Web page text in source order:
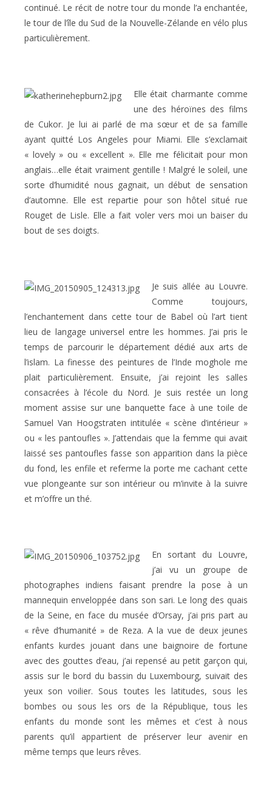
continué. Le récit de notre tour du monde l’a enchantée,
le tour de l’île du Sud de la Nouvelle-Zélande en vélo plus
particulièrement.
Elle était charmante comme
une des héroïnes des films
de Cukor. Je lui ai parlé de ma sœur et de sa famille
ayant quitté Los Angeles pour Miami. Elle s’exclamait
« lovely » ou « excellent ». Elle me félicitait pour mon
anglais…elle était vraiment gentille ! Malgré le soleil, une
sorte d’humidité nous gagnait, un début de sensation
d’automne. Elle est repartie pour son hôtel situé rue
Rouget de Lisle. Elle a fait voler vers moi un baiser du
bout de ses doigts.
Je suis allée au Louvre.
Comme toujours,
l’enchantement dans cette tour de Babel où l’art tient
lieu de langage universel entre les hommes. J’ai pris le
temps de parcourir le département dédié aux arts de
l’islam. La finesse des peintures de l’Inde moghole me
plait particulièrement. Ensuite, j’ai rejoint les salles
consacrées à l’école du Nord. Je suis restée un long
moment assise sur une banquette face à une toile de
Samuel Van Hoogstraten intitulée « scène d’intérieur »
ou « les pantoufles ». J’attendais que la femme qui avait
laissé ses pantoufles fasse son apparition dans la pièce
du fond, les enfile et referme la porte me cachant cette
vue plongeante sur son intérieur ou m’invite à la suivre
et m’offre un thé.
En sortant du Louvre,
j’ai vu un groupe de
photographes indiens faisant prendre la pose à un
mannequin enveloppée dans son sari. Le long des quais
de la Seine, en face du musée d’Orsay, j’ai pris part au
« rêve d’humanité » de Reza. A la vue de deux jeunes
enfants kurdes jouant dans une baignoire de fortune
avec des gouttes d’eau, j’ai repensé au petit garçon qui,
assis sur le bord du bassin du Luxembourg, suivait des
yeux son voilier. Sous toutes les latitudes, sous les
bombes ou sous les ors de la République, tous les
enfants du monde sont les mêmes et c’est à nous
parents qu’il appartient de préserver leur avenir en
même temps que leurs rêves.